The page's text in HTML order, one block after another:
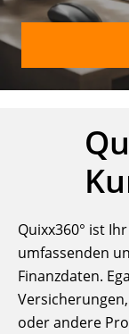
Quixx360° ist
umfassenden
Finanzdaten.
oder andere